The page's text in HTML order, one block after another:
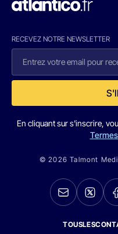
RECEVEZ NOTRE NEWSLETTER
En cliquant sur s'inscrire,
© 2026 Talmont